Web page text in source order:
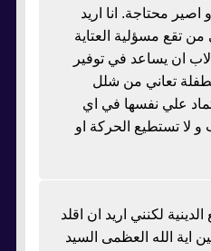
محتاجة. انا اريد
تقع مسؤلية العتاية
ان يساعد في توفير
تعاني من شلل
علي نفسها في اي
لا تستطيع الحركة او
الدينية لكنني اريد ان اقلد
اية الله العظمى السيد